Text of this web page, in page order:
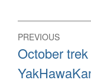
Post
navigation
PREVIOUS
Previous
post:
October